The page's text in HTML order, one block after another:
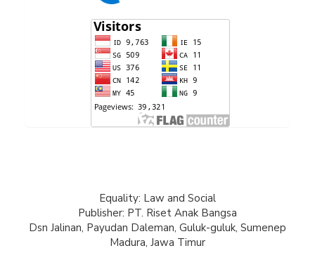
Equality: Law and Social
Publisher: PT. Riset Anak Bangsa
Dsn Jalinan, Payudan Daleman, Guluk-guluk, Sumenep
Madura, Jawa Timur